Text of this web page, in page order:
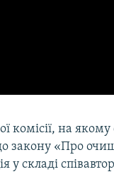
комісії, на
закону «Про
у складі